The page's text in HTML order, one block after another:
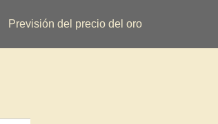
Previsión del precio del oro